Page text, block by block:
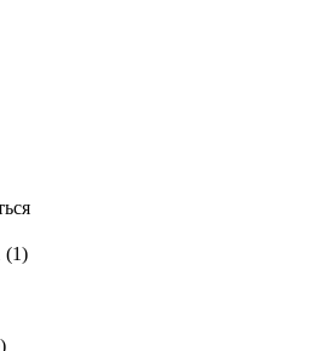
(1)
)